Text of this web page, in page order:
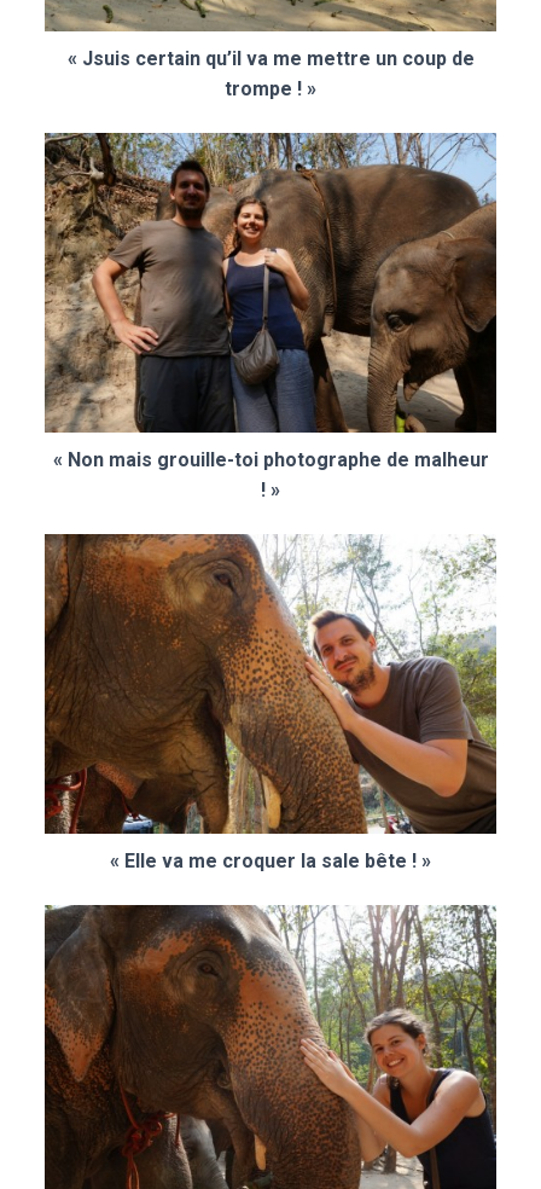
« Jsuis certain qu’il va me mettre un coup de
trompe ! »
« Non mais grouille-toi photographe de malheur
! »
« Elle va me croquer la sale bête ! »